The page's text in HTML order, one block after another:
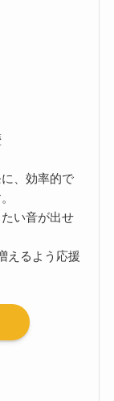
、効率的で
い音が出せ
えるよう応援